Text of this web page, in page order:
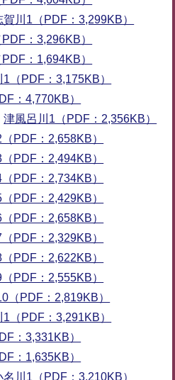
賀川1（PDF：3,299KB）
：3,296KB）
：1,694KB）
1（PDF：3,175KB）
：4,770KB）
津風呂川1（PDF：2,356KB）
PDF：2,658KB）
PDF：2,494KB）
PDF：2,734KB）
PDF：2,429KB）
PDF：2,658KB）
PDF：2,329KB）
PDF：2,622KB）
PDF：2,555KB）
（PDF：2,819KB）
1（PDF：3,291KB）
：3,331KB）
：1,635KB）
名川1（PDF：3,210KB）